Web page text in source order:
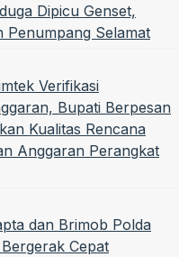
Dipicu Genset,
Penumpang Selamat
Verifikasi
Bupati Berpesan
Kualitas Rencana
Anggaran Perangkat
dan Brimob Polda
Cepat